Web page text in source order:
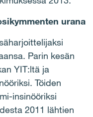
urana
Parin kesän
YIT:ltä ja
Töiden
insinööriksi
2011 lähtien